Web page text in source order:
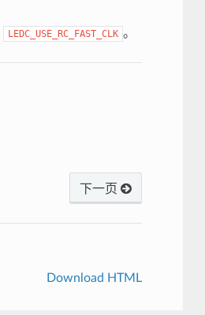
LEDC_USE_RC_FAST_CLK 。
下一页
Download HTML